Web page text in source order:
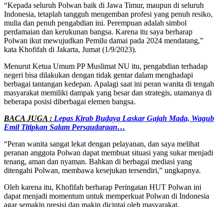
“Kepada seluruh Polwan baik di Jawa Timur, maupun di seluruh
Indonesia, tetaplah tangguh mengemban profesi yang penuh resiko,
mulia dan penuh pengabdian ini. Perempuan adalah simbol
perdamaian dan kerukunan bangsa. Karena itu saya berharap
Polwan ikut mewujudkan Pemilu damai pada 2024 mendatang,”
kata Khofifah di Jakarta, Jumat (1/9/2023).
Menurut Ketua Umum PP Muslimat NU itu, pengabdian terhadap
negeri bisa dilakukan dengan tidak gentar dalam menghadapi
berbagai tantangan kedepan. Apalagi saat ini peran wanita di tengah
masyarakat memiliki dampak yang besar dan strategis, utamanya di
beberapa posisi diberbagai elemen bangsa.
BACA JUGA : Lepas Kirab Budaya Laskar Gajah Mada, Wagub
Emil Titipkan Salam Persaudaraan…
“Peran wanita sangat lekat dengan pelayanan, dan saya melihat
peranan anggota Polwan dapat membuat situasi yang sukar menjadi
tenang, aman dan nyaman. Bahkan di berbagai mediasi yang
ditengahi Polwan, membawa kesejukan tersendiri,” ungkapnya.
Oleh karena itu, Khofifah berharap Peringatan HUT Polwan ini
dapat menjadi momentum untuk memperkuat Polwan di Indonesia
agar semakin presisi dan makin dicintai oleh masyarakat.